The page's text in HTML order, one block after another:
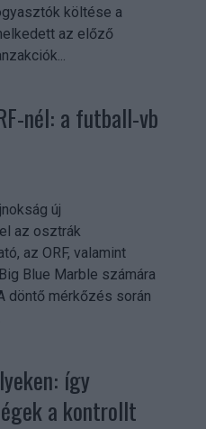
költése a
az előző
nél: a futball-vb
új
az osztrák
az ORF, valamint
Blue Marble számára
döntő mérkőzés során
így
a kontrollt